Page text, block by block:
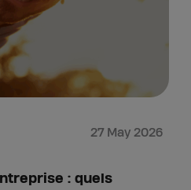
27 May 2026
: quels